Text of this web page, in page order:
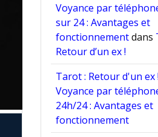
Voyance par
sur 24 : Avantages et
fonctionnementdans
Retour d’un ex !
Tarot : Retour d'un ex !
Voyance par
24h/24 : Avantages et
fonctionnement